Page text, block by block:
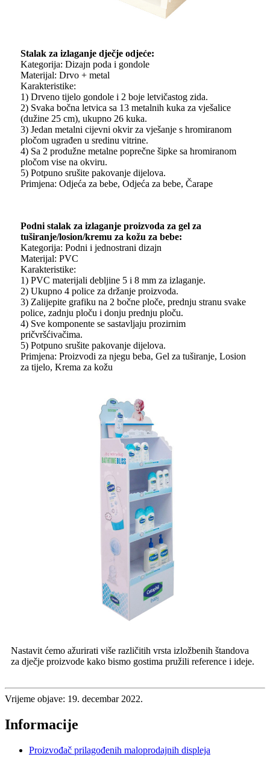
Stalak za izlaganje dječje odjeće:
Kategorija: Dizajn poda i gondole
Materijal: Drvo + metal
Karakteristike:
1) Drveno tijelo gondole i 2 boje letvičastog zida.
2) Svaka bočna letvica sa 13 metalnih kuka za vješalice
(dužine 25 cm), ukupno 26 kuka.
3) Jedan metalni cijevni okvir za vješanje s hromiranom
pločom ugrađen u sredinu vitrine.
4) Sa 2 produžne metalne poprečne šipke sa hromiranom
pločom vise na okviru.
5) Potpuno srušite pakovanje dijelova.
Primjena: Odjeća za bebe, Odjeća za bebe, Čarape
Podni stalak za izlaganje proizvoda za gel za
tuširanje/losion/kremu za kožu za bebe:
Kategorija: Podni i jednostrani dizajn
Materijal: PVC
Karakteristike:
1) PVC materijali debljine 5 i 8 mm za izlaganje.
2) Ukupno 4 police za držanje proizvoda.
3) Zalijepite grafiku na 2 bočne ploče, prednju stranu svake
police, zadnju ploču i donju prednju ploču.
4) Sve komponente se sastavljaju prozirnim
pričvršćivačima.
5) Potpuno srušite pakovanje dijelova.
Primjena: Proizvodi za njegu beba, Gel za tuširanje, Losion
za tijelo, Krema za kožu
Nastavit ćemo ažurirati više različitih vrsta izložbenih štandova
za dječje proizvode kako bismo gostima pružili reference i ideje.
Vrijeme objave: 19. decembar 2022.
Informacije
Proizvođač prilagođenih maloprodajnih displeja